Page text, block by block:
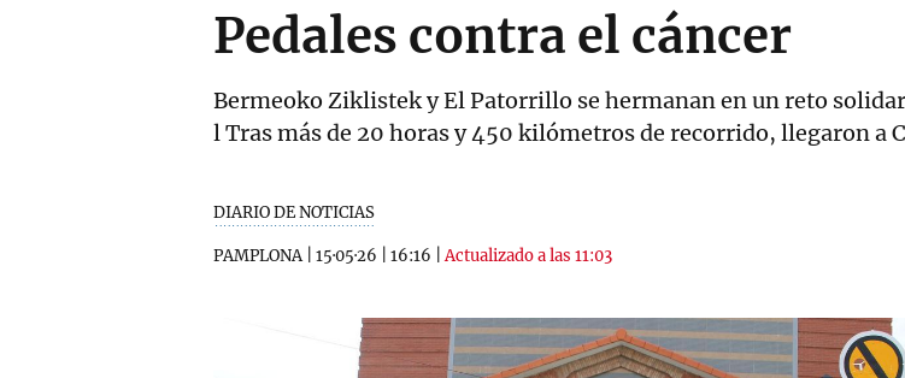
Pedales contra el cáncer
Bermeoko Ziklistek y El Patorrillo se hermanan en un reto
l Tras más de 20 horas y 450 kilómetros de recorrido, llegaron a
DIARIO DE NOTICIAS
PAMPLONA| 15·05·26 16:16 |Actualizado a las 11:03